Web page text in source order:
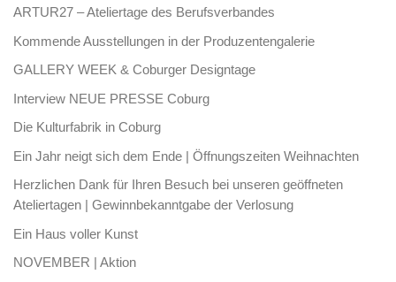
ARTUR27 – Ateliertage des Berufsverbandes
Kommende Ausstellungen in der Produzentengalerie
GALLERY WEEK & Coburger Designtage
Interview NEUE PRESSE Coburg
Die Kulturfabrik in Coburg
Ein Jahr neigt sich dem Ende | Öffnungszeiten Weihnachten
Herzlichen Dank für Ihren Besuch bei unseren geöffneten
Ateliertagen | Gewinnbekanntgabe der Verlosung
Ein Haus voller Kunst
NOVEMBER | Aktion